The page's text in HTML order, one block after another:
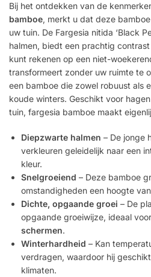
Bij het ontdekken van de
bamboe, merkt u dat deze
uw tuin. De Fargesia nitida ‘Black
halmen, biedt een prachtig
kunt rekenen op een niet-
transformeert zonder uw ruimte te
een bamboe die zowel robuust als
koude winters. Geschikt voor
tuin, fargesia bamboe maakt
Diepzwarte halmen – De jonge
verkleuren geleidelijk naar een
kleur.
Snelgroeiend – Deze bamboe
omstandigheden een hoogte van
Dichte, opgaande groei – De
opgaande groeiwijze, ideaal voor
schermen.
Winterhardheid – Kan
verdragen, waardoor hij
klimaten.